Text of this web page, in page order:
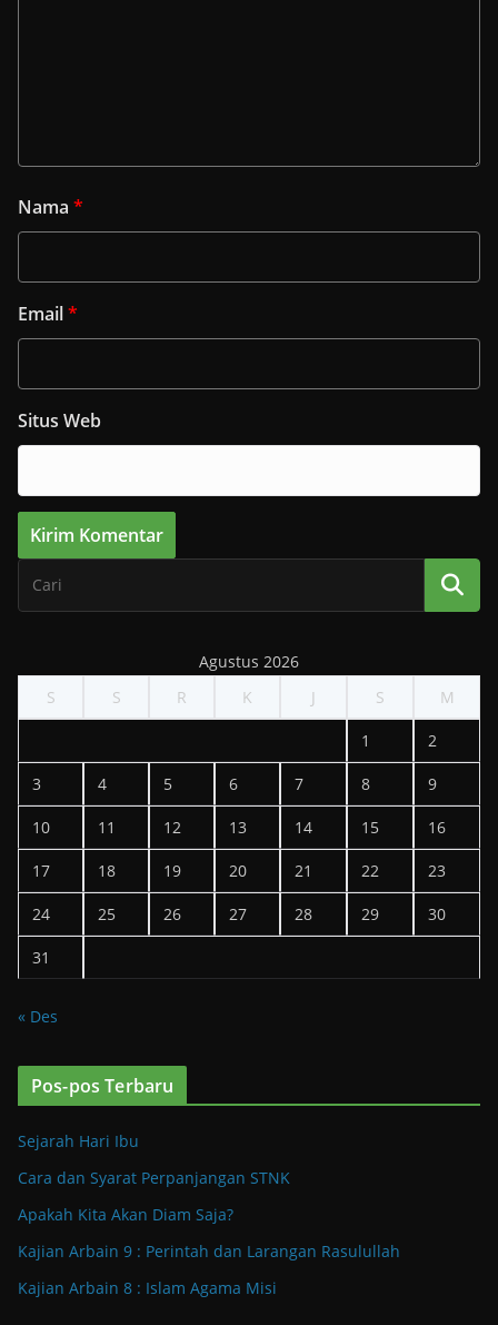
Nama *
Email*
Situs Web
Agustus 2026
S
S R K J S M
1 2
3 4 5 6 7 8 9
10 11 12 13 14 15 16
17 18 19 20 21 22 23
24 25 26 27 28 29 30
31
« Des
Pos-pos Terbaru
Sejarah Hari Ibu
Cara dan Syarat Perpanjangan STNK
Apakah Kita Akan Diam Saja?
Kajian Arbain 9 : Perintah dan Larangan Rasulullah
Kajian Arbain 8 : Islam Agama Misi